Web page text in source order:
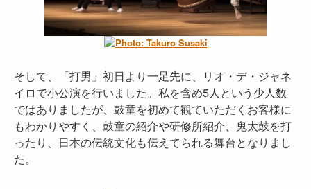
そして、「打男」初日より一足先に、リオ・デ・ジャネ
イロで小公演を行いました。私を含め5人という少人数
ではありましたが、鼓童を初めて観ていただくお客様に
もわかりやすく、鼓童の紹介や研修所紹介、鬼太鼓を打
ったり、日本の伝統文化も伝えてられる舞台となりまし
た。